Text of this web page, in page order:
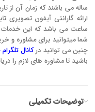
ساله می باشند که زمان آن
ساعت می باشد که این
شما میتوانید برای مشاوره و
چنین می توانید درکانال
باشید تا مشاوره های لازم را
توضیحات تکمیلی